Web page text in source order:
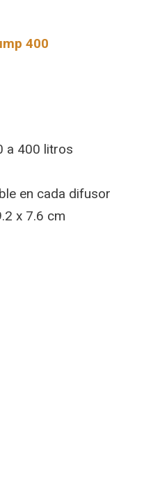
400
a 400 litros
en cada difusor
x 7.6 cm